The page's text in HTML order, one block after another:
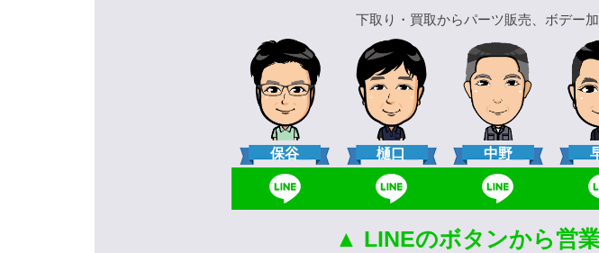
下取り・買取からパーツ販売、ボデー
保谷 樋口 中野
▲ LINEのボタンから営